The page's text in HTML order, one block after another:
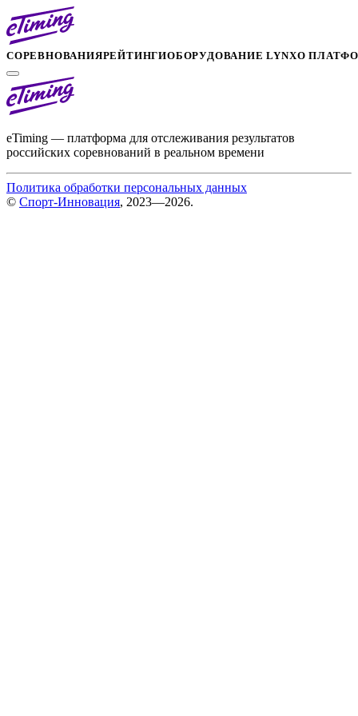
СОРЕВНОВАНИЯРЕЙТИНГИОБОРУДОВАНИЕ LYNXО
eTiming — платформа для отслеживания результатов
российских соревнований в реальном времени
Политика обработки персональных данных
© Спорт-Инновация, 2023—2026.